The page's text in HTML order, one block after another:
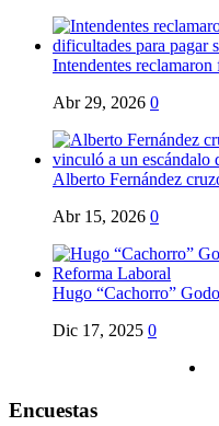
Intendentes
Abr 29, 2026 0
Alberto Fernández
Abr 15, 2026 0
Hugo “Cachorro”
Dic 17, 2025 0
Encuestas